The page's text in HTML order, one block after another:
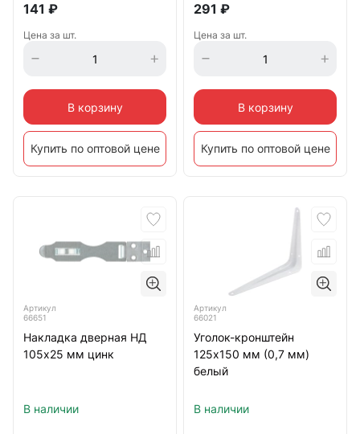
141 ₽
Цена за шт.
В корзину
Купить по оптовой цене
291 ₽
Цена за шт.
В корзину
Купить по оптовой цене
Артикул
66651
Накладка дверная НД
105х25 мм цинк
В наличии
Артикул
66021
Уголок-кронштейн
125х150 мм (0,7 мм)
белый
В наличии